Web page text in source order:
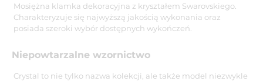
Mosiężna klamka dekoracyjna z kryształem Swarovskiego.
Charakteryzuje się najwyższą jakością wykonania oraz
posiada szeroki wybór dostępnych wykończeń.
Niepowtarzalne wzornictwo
Crystal to nie tylko nazwa kolekcji, ale także model niezwykle